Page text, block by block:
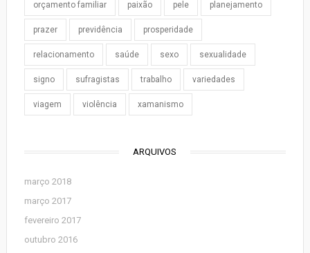
orçamento familiar paixão pele planejamento
prazer previdência prosperidade
relacionamento saúde sexo sexualidade
signo sufragistas trabalho variedades
viagem violência xamanismo
ARQUIVOS
março 2018
março 2017
fevereiro 2017
outubro 2016